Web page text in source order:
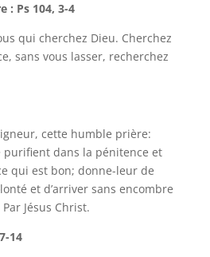
: Ps 104, 3-4
qui cherchez Dieu. Cherchez
sans vous lasser, recherchez
cette humble prière:
purifient dans la pénitence et
qui est bon; donne-leur de
et d’arriver sans encombre
Jésus Christ.
14